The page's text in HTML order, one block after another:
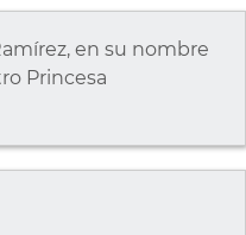
en su nombre
Princesa